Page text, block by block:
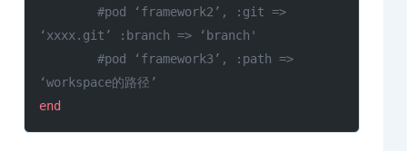
‘xxxx.git’ :branch => ‘branch'
‘workspace的路径’
end